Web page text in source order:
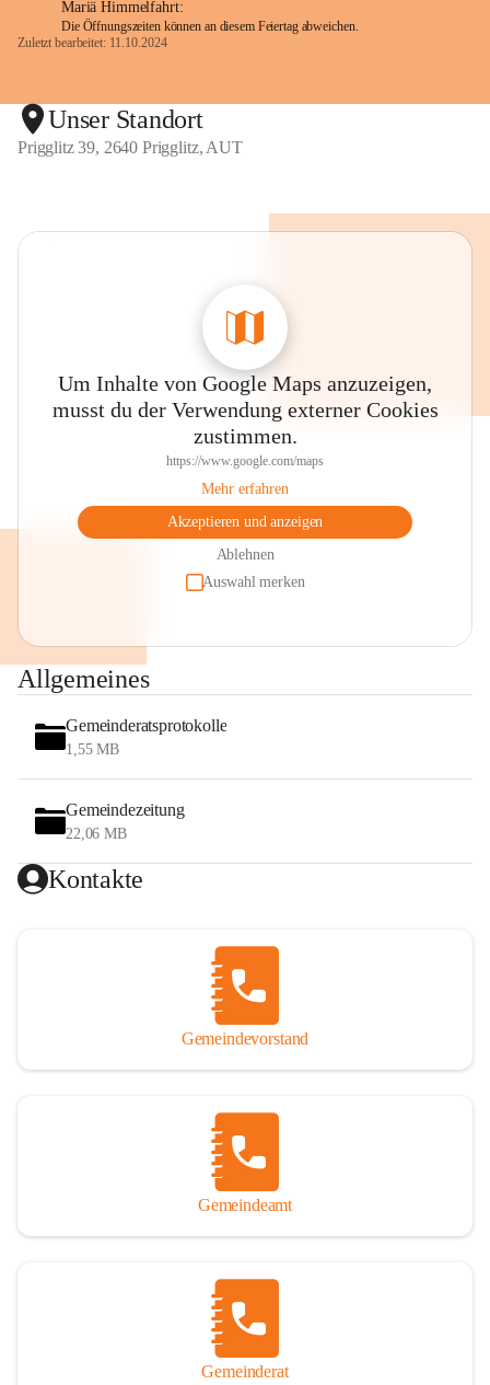
Mariä Himmelfahrt:
Die Öffnungszeiten können an diesem Feiertag abweichen.
Zuletzt bearbeitet: 11.10.2024
Unser Standort
Prigglitz 39, 2640 Prigglitz, AUT
Um Inhalte von Google Maps anzuzeigen,
musst du der Verwendung externer Cookies
zustimmen.
https://www.google.com/maps
Mehr erfahren
Akzeptieren und anzeigen
Ablehnen
Auswahl merken
Allgemeines
Gemeinderatsprotokolle
1,55 MB
Gemeindezeitung
22,06 MB
Kontakte
Gemeindevorstand
Gemeindeamt
Gemeinderat